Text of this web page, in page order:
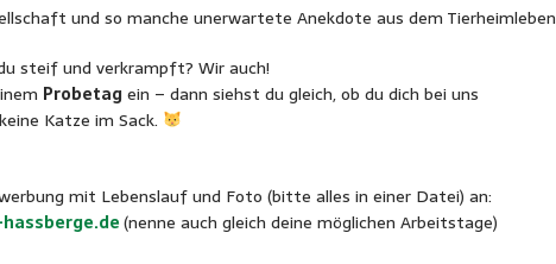
und so manche unerwartete Anekdote aus dem Tierheimleben
steif und verkrampft? Wir auch!
Probetagein – dann siehst du gleich, ob du dich bei uns
Katze im Sack.
mit Lebenslauf und Foto (bitte alles in einer Datei) an:
(nenne auch gleich deine möglichen Arbeitstage)